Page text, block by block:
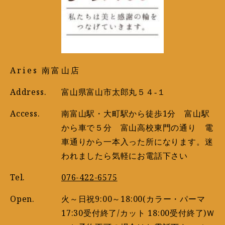
Aries 南富山店
Address.
富山県富山市太郎丸５４‐１
Access.
南富山駅・大町駅から徒歩1分 富山駅
から車で５分 富山高校東門の通り 電
車通りから一本入った所になります。迷
われましたら気軽にお電話下さい
Tel.
076-422-6575
Open.
火～日祝9:00～18:00(カラー・パーマ
17:30受付終了/カット 18:00受付終了)Ｗ